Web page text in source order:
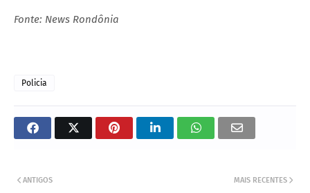
Fonte: News Rondônia
Policia
MAIS RECENTES
ANTIGOS